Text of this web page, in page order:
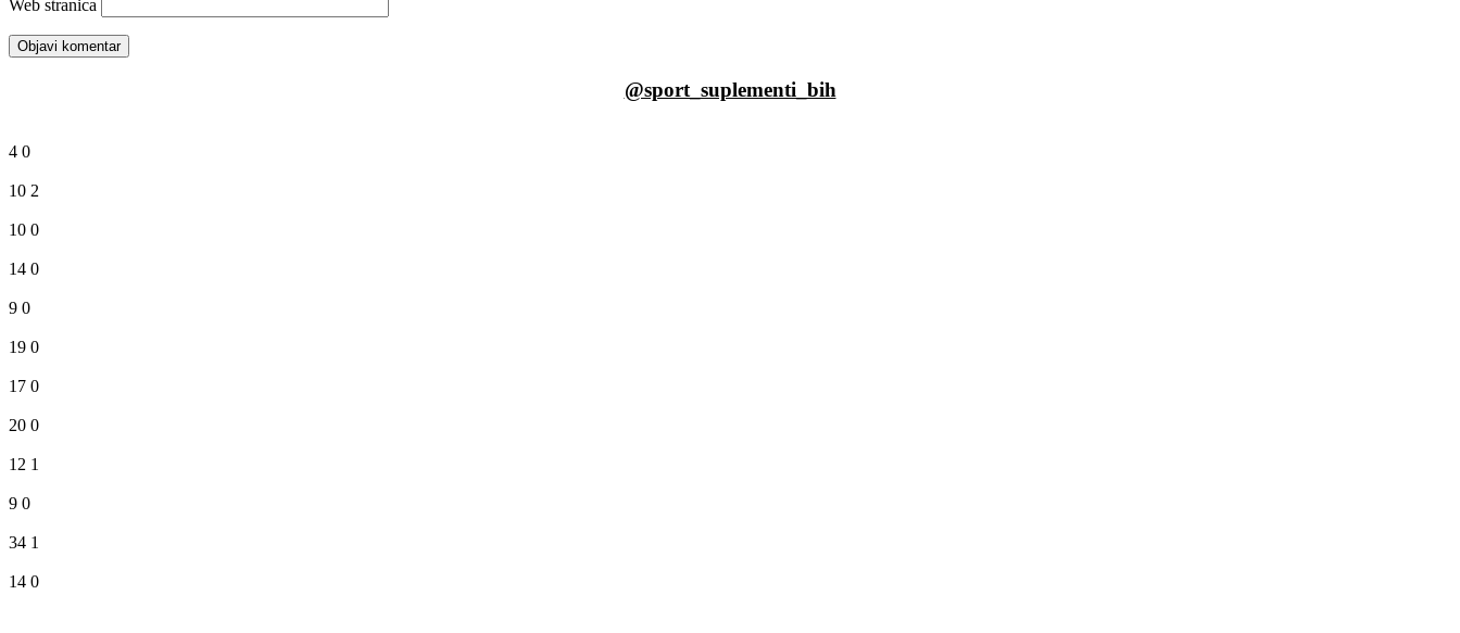
Web stranica
@sport_suplementi_bih
4 0
10 2
10 0
14 0
9 0
19 0
17 0
20 0
12 1
9 0
34 1
14 0